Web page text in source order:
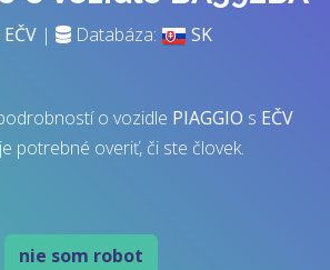
EČV | Databáza: SK
o vozidle PIAGGIO s EČV
je potrebné overiť, či ste človek.
nie som robot